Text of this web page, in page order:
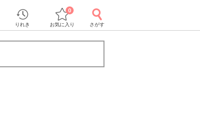
りれき お気に入り
0
さがす